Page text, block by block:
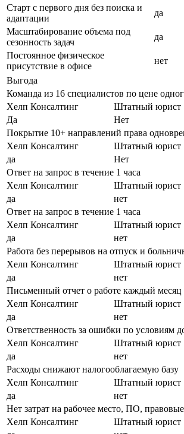
Старт с первого дня без поиска и
адаптации
да
Масштабирование объема под
сезонность задач
да
Постоянное физическое
присутствие в офисе
нет
Выгода
Команда из 16 специалистов по цене
Хелп Консалтинг
Штатный юрист
Да
Нет
Покрытие 10+ направлений права
Хелп Консалтинг
Штатный юрист
да
Нет
Ответ на запрос в течение 1 часа
Хелп Консалтинг
Штатный юрист
да
нет
Ответ на запрос в течение 1 часа
Хелп Консалтинг
Штатный юрист
да
нет
Работа без перерывов на отпуск и
Хелп Консалтинг
Штатный юрист
да
нет
Письменный отчет о работе каждый месяц
Хелп Консалтинг
Штатный юрист
да
нет
Ответственность за ошибки по условиям
Хелп Консалтинг
Штатный юрист
да
нет
Расходы снижают налогооблагаемую базу
Хелп Консалтинг
Штатный юрист
да
нет
Нет затрат на рабочее место, ПО,
Хелп Консалтинг
Штатный юрист